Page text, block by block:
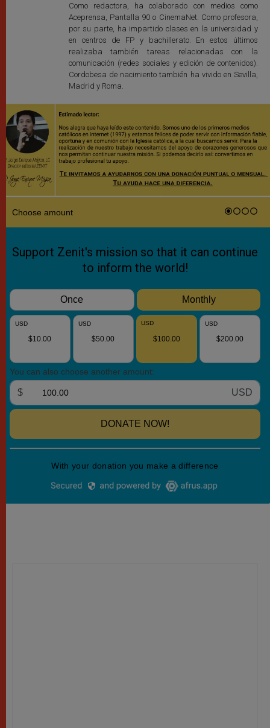
Como redactora, ha colaborado con medios como
Aceprensa, Pantalla 90 o CinemaNet. Como profesora,
por su parte, ha impartido clases en la universidad y
en centros de FP y bachillerato. En estos últimos
realizaba también tareas relacionadas con la
comunicación (redes sociales y edición de contenidos).
Cordobesa de nacimiento también ha vivido en Sevilla,
Madrid y Roma.